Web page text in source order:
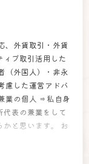
、外貨取引・外貨
ィブ取引活用した
（外国人）・非永
慮した運営アドバ
業の個人 ⇒私自身
代表の兼業をして
かと思います。 お